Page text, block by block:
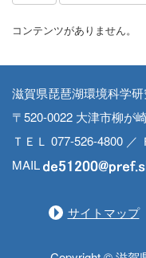
コンテンツがありません。
滋賀県琵琶湖環境科学
〒520-0022 大津市柳が
ＴＥＬ 077-526-4800 ／
MAIL
サイトマップ